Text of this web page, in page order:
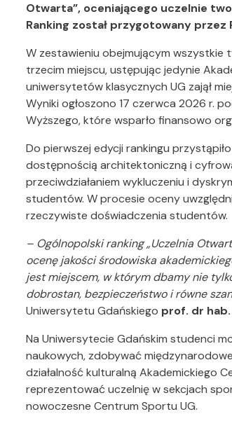
Otwarta”, oceniającego uczelnie
Ranking został przygotowany
W zestawieniu obejmującym wszystkie
trzecim miejscu, ustępując jedynie
uniwersytetów klasycznych UG zajął
Wyniki ogłoszono 17 czerwca 2026 r.
Wyższego, które wsparło finansowo
Do pierwszej edycji rankingu
dostępnością architektoniczną i
przeciwdziałaniem wykluczeniu i
studentów. W procesie oceny
rzeczywiste doświadczenia studentów.
– Ogólnopolski ranking „Uczelnia
ocenę jakości środowiska
jest miejscem, w którym dbamy nie
dobrostan, bezpieczeństwo i równe
Uniwersytetu Gdańskiego prof. dr
Na Uniwersytecie Gdańskim studenci
naukowych, zdobywać
działalność kulturalną Akademickiego
reprezentować uczelnię w sekcjach
nowoczesne Centrum Sportu UG.